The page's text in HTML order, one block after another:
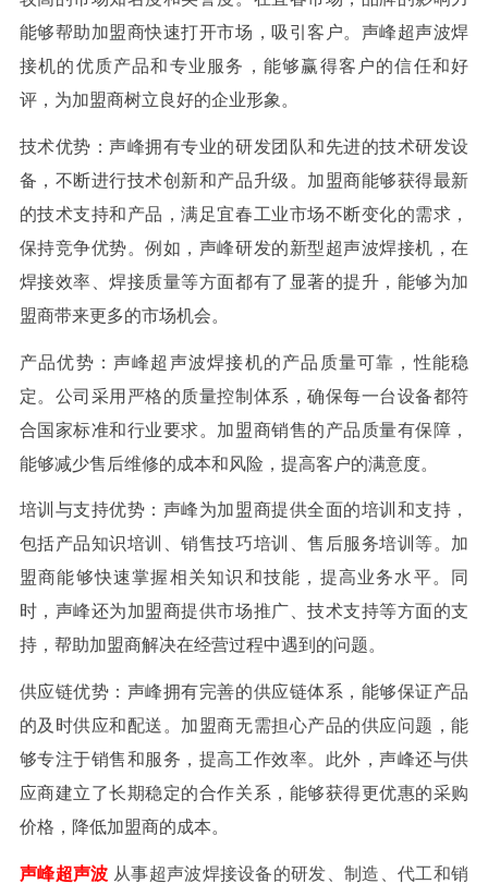
能够帮助加盟商快速打开市场，吸引客户。声峰超声波焊
接机的优质产品和专业服务，能够赢得客户的信任和好
评，为加盟商树立良好的企业形象。
技术优势：声峰拥有专业的研发团队和先进的技术研发设
备，不断进行技术创新和产品升级。加盟商能够获得最新
的技术支持和产品，满足宜春工业市场不断变化的需求，
保持竞争优势。例如，声峰研发的新型超声波焊接机，在
焊接效率、焊接质量等方面都有了显著的提升，能够为加
盟商带来更多的市场机会。
产品优势：声峰超声波焊接机的产品质量可靠，性能稳
定。公司采用严格的质量控制体系，确保每一台设备都符
合国家标准和行业要求。加盟商销售的产品质量有保障，
能够减少售后维修的成本和风险，提高客户的满意度。
培训与支持优势：声峰为加盟商提供全面的培训和支持，
包括产品知识培训、销售技巧培训、售后服务培训等。加
盟商能够快速掌握相关知识和技能，提高业务水平。同
时，声峰还为加盟商提供市场推广、技术支持等方面的支
持，帮助加盟商解决在经营过程中遇到的问题。
供应链优势：声峰拥有完善的供应链体系，能够保证产品
的及时供应和配送。加盟商无需担心产品的供应问题，能
够专注于销售和服务，提高工作效率。此外，声峰还与供
应商建立了长期稳定的合作关系，能够获得更优惠的采购
价格，降低加盟商的成本。
声峰超声波 从事超声波焊接设备的研发、制造、代工和销